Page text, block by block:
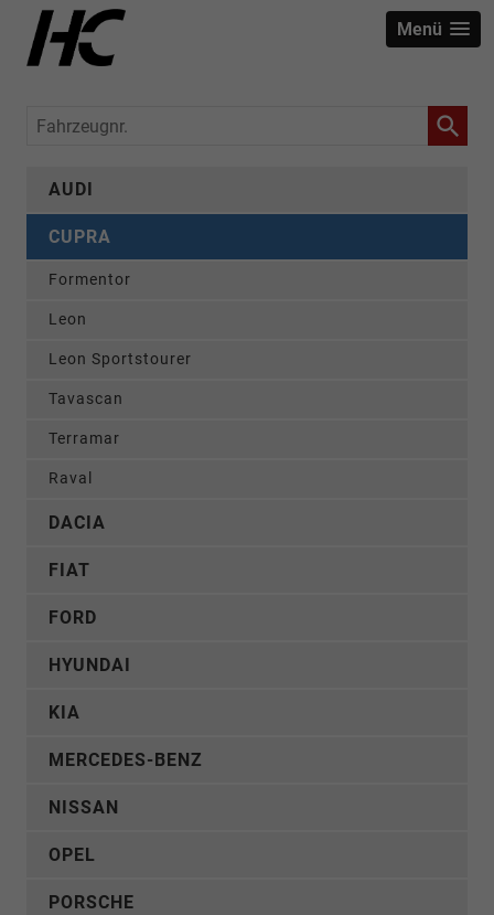
Menü
Fahrzeugnr.
AUDI
CUPRA
Formentor
Leon
Leon Sportstourer
Tavascan
Terramar
Raval
DACIA
FIAT
FORD
HYUNDAI
KIA
MERCEDES-BENZ
NISSAN
OPEL
PORSCHE